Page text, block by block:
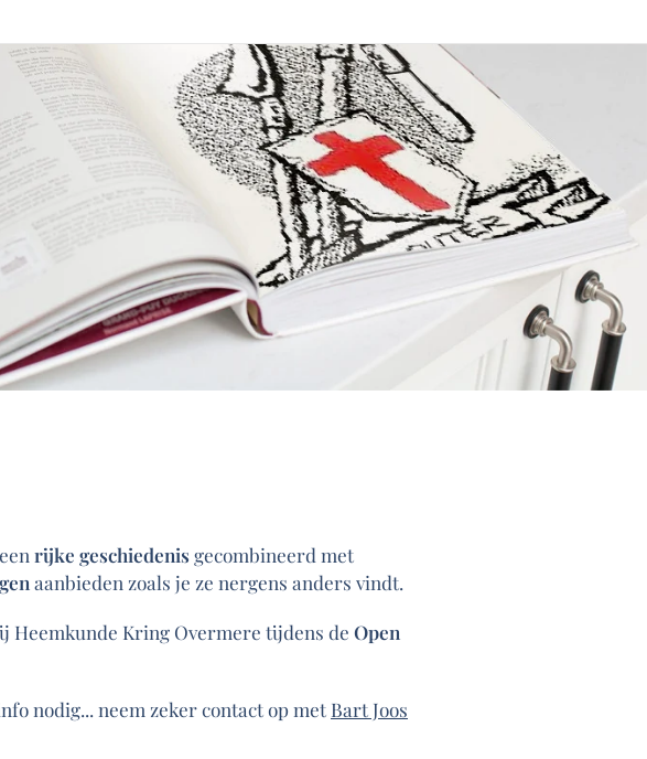
rijke geschiedenisgecombineerd met
aanbieden zoals je ze nergens anders vindt.
Heemkunde Kring Overmere tijdens de Open
nodig... neem zeker contact op met Bart Joos